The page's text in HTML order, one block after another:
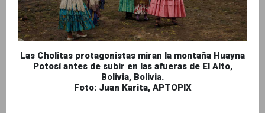
Las Cholitas protagonistas miran la montaña Huayna
Potosí antes de subir en las afueras de El Alto,
Bolivia, Bolivia.
Foto: Juan Karita, APTOPIX